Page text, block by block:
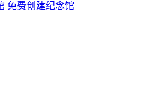
免费创建纪念馆